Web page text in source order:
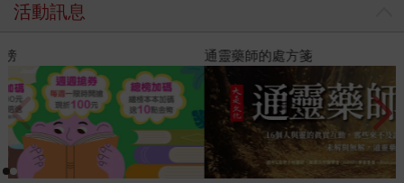
活動訊息
閱讀漫遊錄-2026上半年暢銷榜